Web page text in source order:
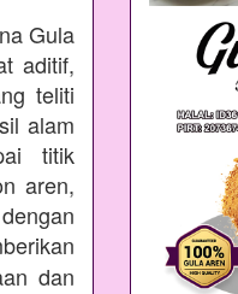
Gula
aditif,
teliti
alam
titik
aren,
dan